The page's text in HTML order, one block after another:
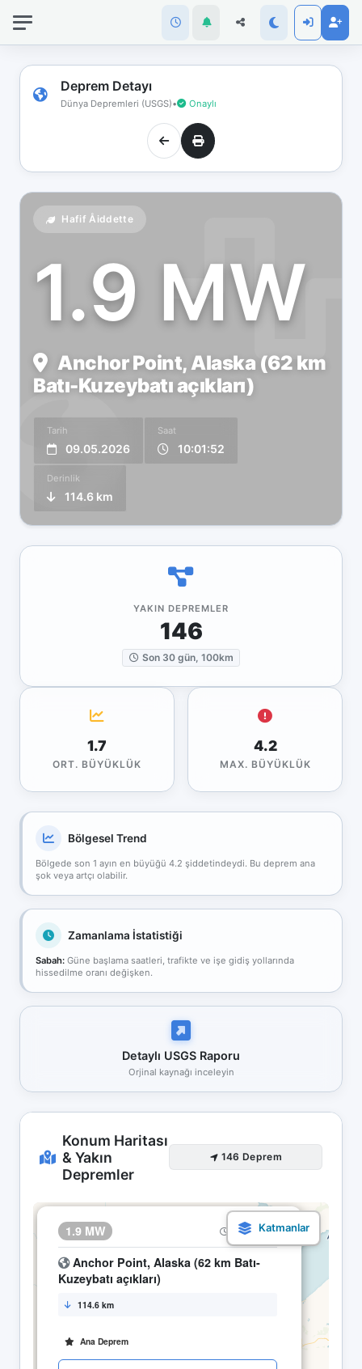
Deprem Detayı
Dünya Depremleri (USGS)• Onaylı
Hafif Åiddette
1.9 MW
Anchor Point, Alaska (62 km
Batı-Kuzeybatı açıkları)
Tarih
09.05.2026
Saat
10:01:52
Derinlik
114.6 km
YAKIN DEPREMLER
146
Son 30 gün, 100km
1.7
ORT. BÜYÜKLÜK
4.2
MAX. BÜYÜKLÜK
Bölgesel Trend
Bölgede son 1 ayın en büyüğü 4.2 şiddetindeydi. Bu deprem ana
şok veya artçı olabilir.
Zamanlama İstatistiği
Sabah: Güne başlama saatleri, trafikte ve işe gidiş yollarında
hissedilme oranı değişken.
Detaylı USGS Raporu
Orjinal kaynağı inceleyin
Konum Haritası
& Yakın
Depremler
146 Deprem
1.9 MW 09.05 10:01
Anchor Point, Alaska (62 km Batı-
Kuzeybatı açıkları)
114.6 km
Ana Deprem
×
bağlantınız
koptu!
Çevrimdışı
moddasınız.